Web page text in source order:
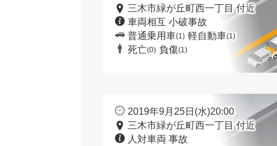
三木市緑が丘町西一丁目 付近
車両相互 小破事故
普通乗用車(1) 軽自動車(1)
死亡(0) 負傷(1)
2019年9月25日(水)20:00
三木市緑が丘町西一丁目 付近
人対車両 事故